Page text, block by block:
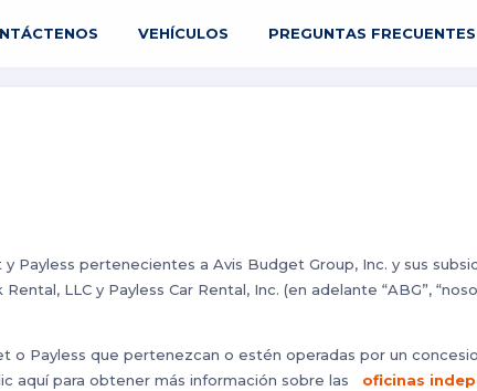
VEHÍCULOS PREGUNTAS FRECUENTES
Payless pertenecientes a Avis Budget Group, Inc. y sus
LLC y Payless Car Rental, Inc. (en adelante “ABG”,
o Payless que pertenezcan o estén operadas por un
aquí para obtener más información sobre las
oficinas